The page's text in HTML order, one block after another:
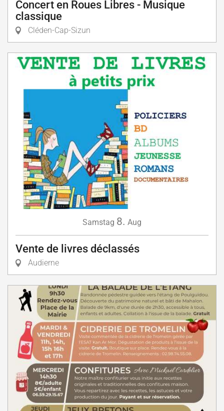
Concert en Roues Libres - Musique
classique
Cléden-Cap-Sizun
Samstag 8. Aug
Vente de livres déclassés
Audierne